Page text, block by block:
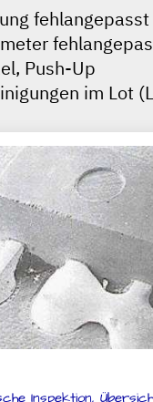
fehlangepasst
Push-Up
im Lot
Inspektion,